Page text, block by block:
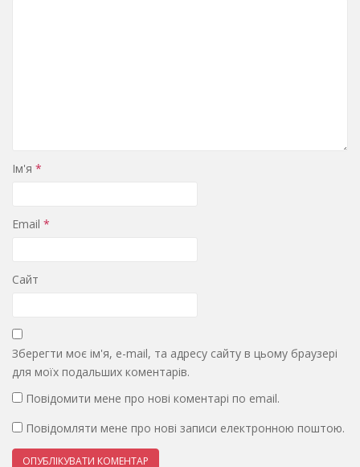
Ім'я *
Email *
Сайт
Зберегти моє ім'я, e-mail, та адресу сайту в цьому браузері
для моїх подальших коментарів.
Повідомити мене про нові коментарі по email.
Повідомляти мене про нові записи електронною поштою.